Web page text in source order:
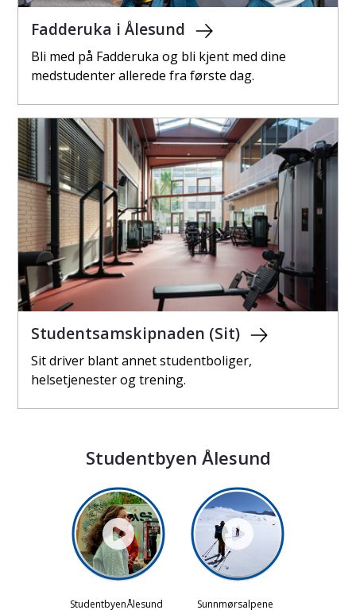
Fadderuka i Ålesund
Bli med på Fadderuka og bli kjent med dine
medstudenter allerede fra første dag.
Studentsamskipnaden (Sit)
Sit driver blant annet studentboliger,
helsetjenester og trening.
Studentbyen Ålesund